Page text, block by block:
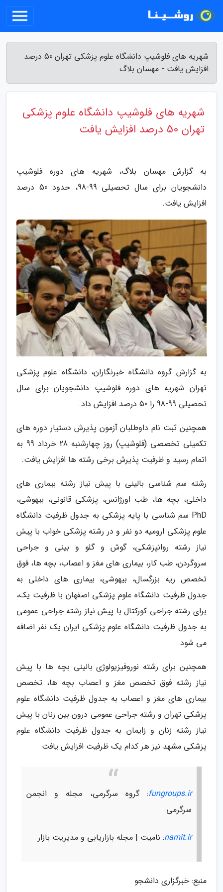
شهریه های فلوشیپ دانشگاه علوم پزشکی تهران 50 درصد
افزایش یافت - مهسان بلاگ
شهریه های فلوشیپ دانشگاه علوم پزشکی
تهران 50 درصد افزایش یافت
به گزارش مهسان بلاگ، شهریه های دوره فلوشیپ
دانشجویان برای سال تحصیلی 99-98، حدود 50 درصد
افزایش یافت.
به گزارش گروه دانشگاه خبرنگاران، دانشگاه علوم پزشکی
تهران شهریه های دوره فلوشیپ دانشجویان برای سال
تحصیلی 99-98 را 50 درصد افزایش داد.
همچنین ثبت نام داوطلبان آزمون پذیرش دستیار دوره های
تکمیلی تخصصی (فلوشیپ) روز چهارشنبه 28 خرداد 99 به
اتمام رسید و ظرفیت پذیرش برخی رشته ها افزایش یافت.
رشته سم شناسی بالینی با پیش نیاز رشته بیماری های
داخلی، بچه ها، طب اورژانس، پزشکی قانونی، بیهوشی،
PhD سم شناسی با پایه پزشکی به جدول ظرفیت دانشگاه
علوم پزشکی ارومیه دو نفر و در رشته پزشکی خواب با پیش
نیاز رشته روانپزشکی، گوش و گلو و بینی و جراحی
سروگردن، طب کار، بیماری های مغز و اعصاب، بچه ها، فوق
تخصص ریه بزرگسال، بیهوشی، بیماری های داخلی به
جدول ظرفیت دانشگاه علوم پزشکی اصفهان با ظرفیت یک،
برای رشته جراحی کورکتال با پیش نیاز رشته جراحی عمومی
به جدول ظرفیت دانشگاه علوم پزشکی ایران یک نفر اضافه
می شود.
همچنین برای رشته نوروفیزیولوژی بالینی بچه ها با پیش
نیاز رشته فوق تخصص مغز و اعصاب بچه ها، تخصص
بیماری های مغز و اعصاب به جدول ظرفیت دانشگاه علوم
پزشکی تهران و رشته جراحی عمومی درون بین زنان با پیش
نیاز رشته زنان و زایمان به جدول ظرفیت دانشگاه علوم
پزشکی مشهد نیز هر کدام یک ظرفیت افزایش یافت
fungroups.ir: گروه سرگرمی، مجله و انجمن
سرگرمی
namit.ir: نامیت | مجله بازاریابی و مدیریت بازار
منبع: خبرگزاری دانشجو